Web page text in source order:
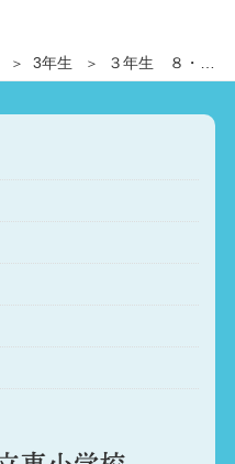
3年生 ３年生 ８・９月号 お知らせとお願いを確認してください